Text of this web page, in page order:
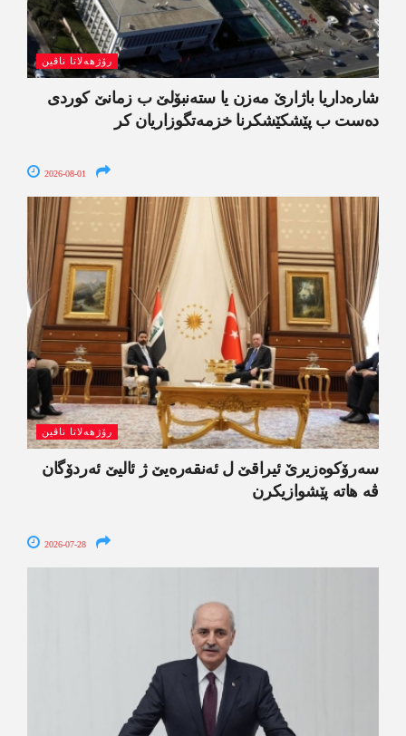
رۆژھەلاتا ناڤین
شارەداریا باژارێ مەزن یا ستەنبۆلێ ب زمانێ کوردی
دەست ب پێشکێشکرنا خزمەتگوزاریان کر
2026-08-01
رۆژھەلاتا ناڤین
سەرۆکوەزیرێ ئیراقێ ل ئەنقەرەیێ ژ ئالیێ ئەردۆگان
ڤە ھاتە پێشوازیکرن
2026-07-28